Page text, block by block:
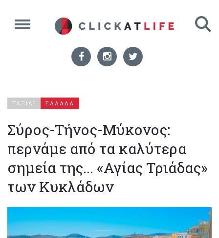
ΤΑΞΙΔΙ ΕΛΛΑΔΑ
Σύρος-Τήνος-Μύκονος:
περνάμε από τα καλύτερα
σημεία της... «Αγίας Τριάδας»
των Κυκλάδων